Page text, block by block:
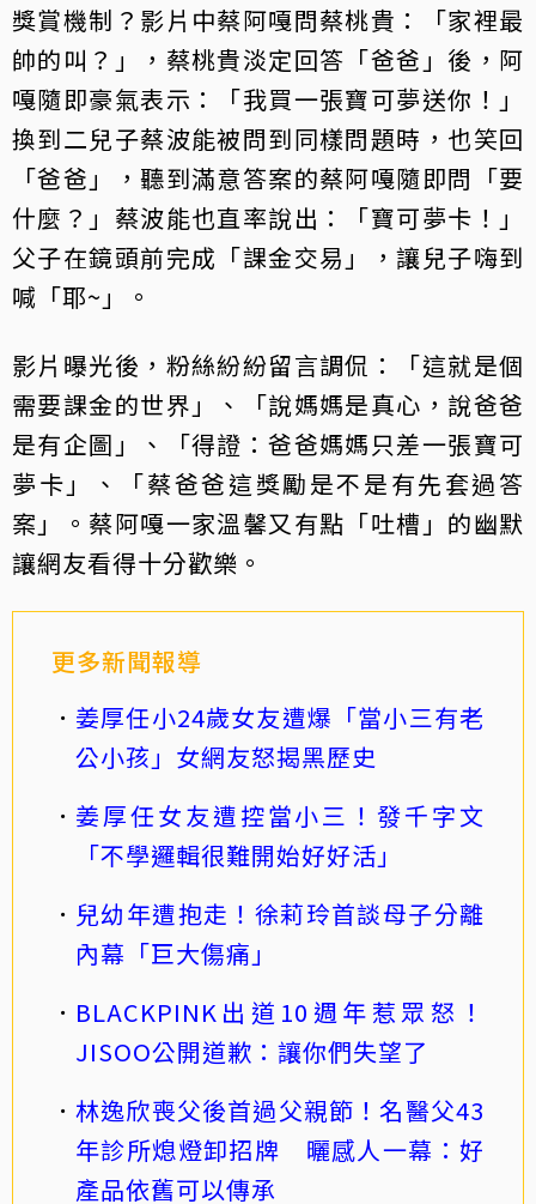
獎賞機制？影片中蔡阿嘎問蔡桃貴：「家裡最
帥的叫？」，蔡桃貴淡定回答「爸爸」後，阿
嘎隨即豪氣表示：「我買一張寶可夢送你！」
換到二兒子蔡波能被問到同樣問題時，也笑回
「爸爸」，聽到滿意答案的蔡阿嘎隨即問「要
什麼？」蔡波能也直率說出：「寶可夢卡！」
父子在鏡頭前完成「課金交易」，讓兒子嗨到
喊「耶~」。
影片曝光後，粉絲紛紛留言調侃：「這就是個
需要課金的世界」、「說媽媽是真心，說爸爸
是有企圖」、「得證：爸爸媽媽只差一張寶可
夢卡」、「蔡爸爸這獎勵是不是有先套過答
案」。蔡阿嘎一家溫馨又有點「吐槽」的幽默
讓網友看得十分歡樂。
更多新聞報導
姜厚任小24歲女友遭爆「當小三有老
公小孩」女網友怒揭黑歷史
姜厚任女友遭控當小三！發千字文
「不學邏輯很難開始好好活」
兒幼年遭抱走！徐莉玲首談母子分離
內幕「巨大傷痛」
BLACKPINK出道10週年惹眾怒！
JISOO公開道歉：讓你們失望了
林逸欣喪父後首過父親節！名醫父43
年診所熄燈卸招牌 曬感人一幕：好
產品依舊可以傳承